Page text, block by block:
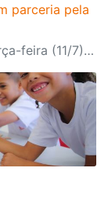
parceria pela
Em evento realizado na tarde desta terça-feira (11/7), foram apresentados os resultados do projeto de recomposição de aprendizagens da instituição, direcionado às escolas públicas